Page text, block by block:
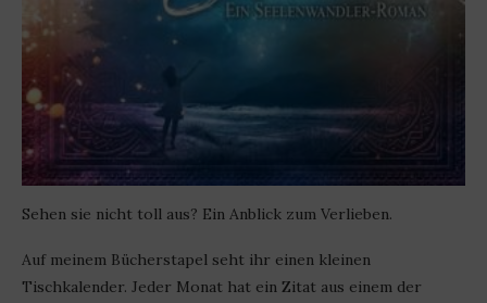
Sehen sie nicht toll aus? Ein Anblick zum Verlieben.
Auf meinem Bücherstapel seht ihr einen kleinen
Tischkalender. Jeder Monat hat ein Zitat aus einem der